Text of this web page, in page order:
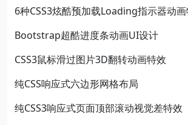
6种CSS3炫酷预加载Loading指示器动
Bootstrap超酷进度条动画UI设计
CSS3鼠标滑过图片3D翻转动画特效
纯CSS响应式六边形网格布局
纯CSS3响应式页面顶部滚动视觉差特效